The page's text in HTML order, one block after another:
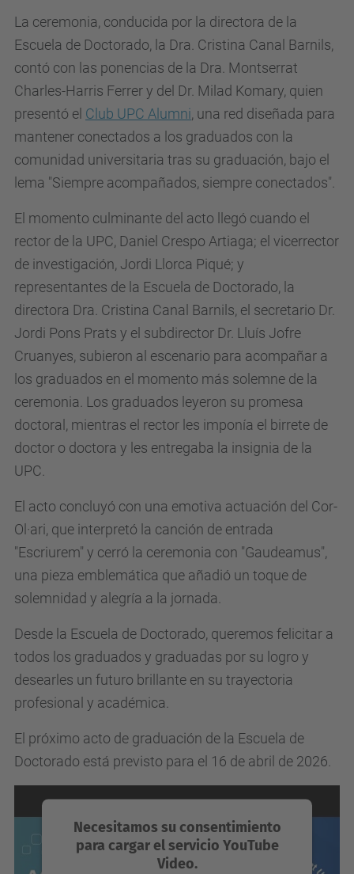
La ceremonia, conducida por la directora de la
Escuela de Doctorado, la Dra. Cristina Canal Barnils,
contó con las ponencias de la Dra. Montserrat
Charles-Harris Ferrer y del Dr. Milad Komary, quien
presentó el Club UPC Alumni, una red diseñada para
mantener conectados a los graduados con la
comunidad universitaria tras su graduación, bajo el
lema "Siempre acompañados, siempre conectados".
El momento culminante del acto llegó cuando el
rector de la UPC, Daniel Crespo Artiaga; el vicerrector
de investigación, Jordi Llorca Piqué; y
representantes de la Escuela de Doctorado, la
directora Dra. Cristina Canal Barnils, el secretario Dr.
Jordi Pons Prats y el subdirector Dr. Lluís Jofre
Cruanyes, subieron al escenario para acompañar a
los graduados en el momento más solemne de la
ceremonia. Los graduados leyeron su promesa
doctoral, mientras el rector les imponía el birrete de
doctor o doctora y les entregaba la insignia de la
UPC.
El acto concluyó con una emotiva actuación del Cor-
Ol·ari, que interpretó la canción de entrada
"Escriurem" y cerró la ceremonia con "Gaudeamus",
una pieza emblemática que añadió un toque de
solemnidad y alegría a la jornada.
Desde la Escuela de Doctorado, queremos felicitar a
todos los graduados y graduadas por su logro y
desearles un futuro brillante en su trayectoria
profesional y académica.
El próximo acto de graduación de la Escuela de
Doctorado está previsto para el 16 de abril de 2026.
Necesitamos su consentimiento
para cargar el servicio YouTube
Video.